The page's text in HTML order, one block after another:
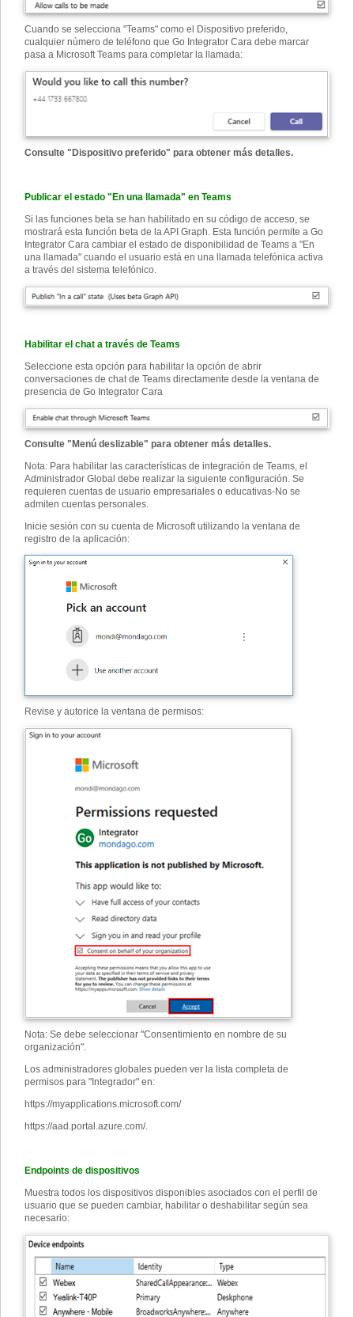
Cuando se selecciona "Teams" como el Dispositivo preferido,
cualquier número de teléfono que Go Integrator Cara debe marcar
pasa a Microsoft Teams para completar la llamada:
Consulte "Dispositivo preferido" para obtener más detalles.
Publicar el estado "En una llamada" en Teams
Si las funciones beta se han habilitado en su código de acceso, se
mostrará esta función beta de la API Graph. Esta función permite a Go
Integrator Cara cambiar el estado de disponibilidad de Teams a "En
una llamada" cuando el usuario está en una llamada telefónica activa
a través del sistema telefónico.
Habilitar el chat a través de Teams
Seleccione esta opción para habilitar la opción de abrir
conversaciones de chat de Teams directamente desde la ventana de
presencia de Go Integrator Cara
Consulte "Menú deslizable" para obtener más detalles.
Nota: Para habilitar las características de integración de Teams, el
Administrador Global debe realizar la siguiente configuración. Se
requieren cuentas de usuario empresariales o educativas-No se
admiten cuentas personales.
Inicie sesión con su cuenta de Microsoft utilizando la ventana de
registro de la aplicación:
Revise y autorice la ventana de permisos:
Nota: Se debe seleccionar "Consentimiento en nombre de su
organización".
Los administradores globales pueden ver la lista completa de
permisos para "Integrador" en:
https://myapplications.microsoft.com/
https://aad.portal.azure.com/.
Endpoints de dispositivos
Muestra todos los dispositivos disponibles asociados con el perfil de
usuario que se pueden cambiar, habilitar o deshabilitar según sea
necesario: